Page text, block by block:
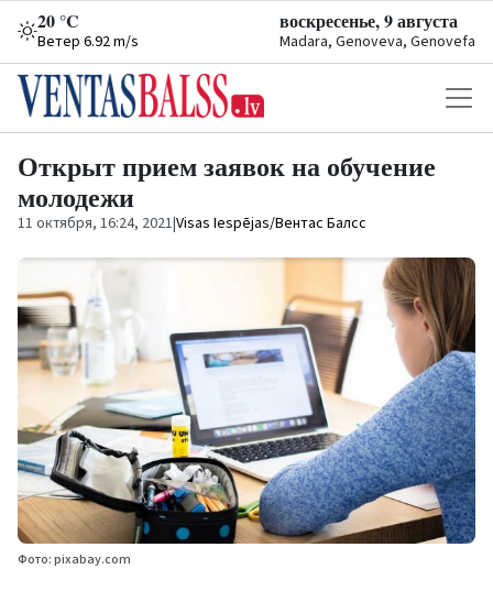
20 °C
Ветер 6.92 m/s
воскресенье, 9 августа
Madara, Genoveva, Genovefa
Открыт прием заявок на обучение
молодежи
11 октября, 16:24, 2021|Visas Iespējas/Вентас Балсс
Фото: pixabay.com